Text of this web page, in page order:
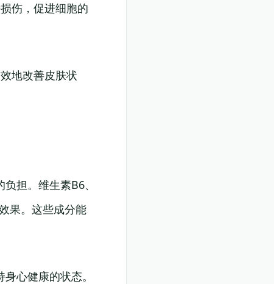
伤，促进细胞的
地改善皮肤状
担。维生素B6、
果。这些成分能
心健康的状态。